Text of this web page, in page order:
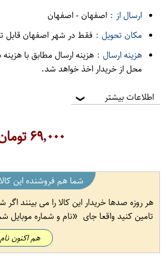
ارسال از : اصفهان-اصفهان
مکان تحویل : فقط در شهر اصفهان قابل
هزینه ارسال : هزینه ارسال مطابق با
محل از خریدار اخذ خواهد شد.
اطلاعات بیشتر ❯
۶۹,۰۰۰
شما هم فروشنده این
هر روزه صدها خریدار این کالا را می بینند اگر
تامین کنید واقعا جای
نام و شماره موبایل
هم اکنون